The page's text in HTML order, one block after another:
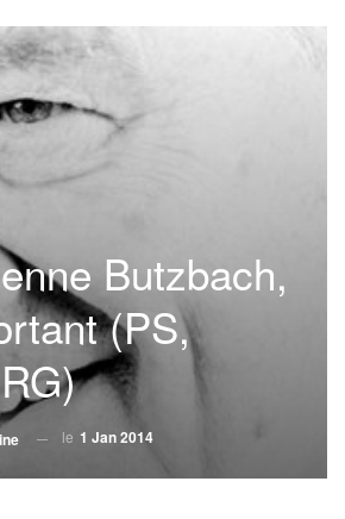
Butzbach,
(PS,
le 1 Jan 2014